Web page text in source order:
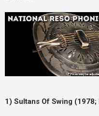
1) Sultans Of Swing (1978;